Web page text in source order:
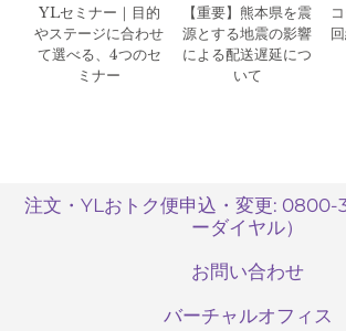
YLセミナー｜目的
やステージに合わせ
て選べる、4つのセ
ミナー
【重要】熊本県を震
源とする地震の影響
による配送遅延につ
いて
注文・YLおトク便申込・変更: 0800-
ーダイヤル）
お問い合わせ
バーチャルオフィス